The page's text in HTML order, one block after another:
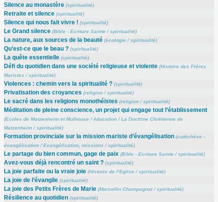
Silence au monastère (spiritualité)
Retraite et silence (spiritualité)
Silence qui nous fait vivre ! (spiritualité)
Le Grand silence (Bible - Ecriture Sainte/spiritualité)
La nature, aux sources de la beauté (écologie/ spiritualité)
Qu’est-ce que le beau ? (spiritualité)
La quête essentielle (spiritualité)
Défi du quotidien dans une société religieuse et violente (Histoire des Frères
Maristes /spiritualité)
Violences : chemin vers la spiritualité ? (spiritualité)
Privatisation des croyances (religion/spiritualité)
Le sacré dans les religions monothéistes (religion/ spiritualité)
Méditation de pleine conscience, un projet qui engage tout l’établissement
(Ecoles de Matzenheim et Mulhouse/éducation/La Doctrine Chrétienne de
Matzenheim/spiritualité)
Formation provinciale sur la mission mariste d’évangélisation (catéchèse -
évangélisation/Evangélisation, missions / spiritualité)
Le partage du bien commun, gage de paix (Bible - Ecriture Sainte/spiritualité)
Avez-vous déjà rencontré un saint ? (spiritualité)
La joie parfaite ou la vraie joie (Histoire de l’Eglise/spiritualité)
La joie de l’évangile (spiritualité)
La joie des Petits Frères de Marie (Marcellin Champagnat/spiritualité)
Résilience au quotidien (spiritualité)